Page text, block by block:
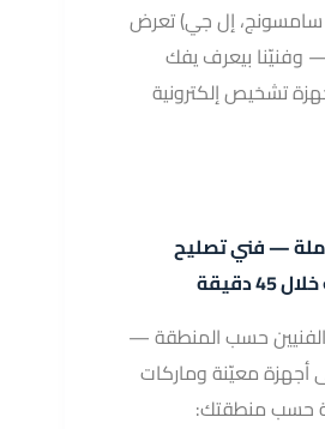
سامسونج، إل جي) تعرض
وفنيّنا بيعرف يفك
تشخيص إلكترونية
— فني تصليح
دقيقة
حسب المنطقة —
معيّنة وماركات
حسب منطقتك: